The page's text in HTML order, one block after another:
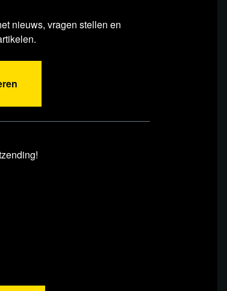
nieuws, vragen stellen en